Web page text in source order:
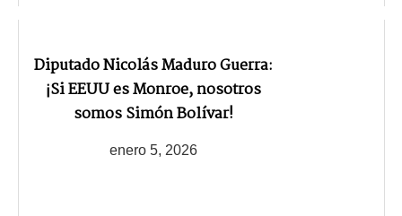
Diputado Nicolás Maduro Guerra:
¡Si EEUU es Monroe, nosotros
somos Simón Bolívar!
enero 5, 2026